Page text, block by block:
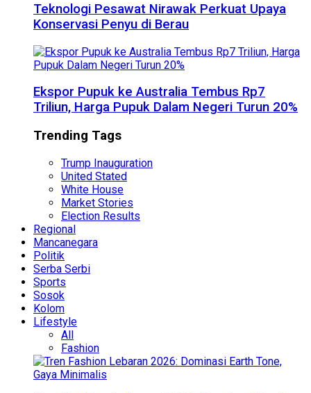
Teknologi Pesawat Nirawak Perkuat Upaya
Konservasi Penyu di Berau
Ekspor Pupuk ke Australia Tembus Rp7
Triliun, Harga Pupuk Dalam Negeri Turun 20%
Trending Tags
Trump Inauguration
United Stated
White House
Market Stories
Election Results
Regional
Mancanegara
Politik
Serba Serbi
Sports
Sosok
Kolom
Lifestyle
All
Fashion